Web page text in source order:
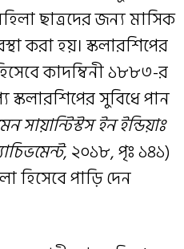
ছাত্রদের জন্য মাসিক
করা হয়। স্কলারশিপের
কাদম্বিনী ১৮৮৩-র
স্কলারশিপের সুবিধে পান
সায়ান্টিস্টস ইন ইন্ডিয়াঃ
, ২০১৮, পৃঃ ১৪১)
পাড়ি দেন